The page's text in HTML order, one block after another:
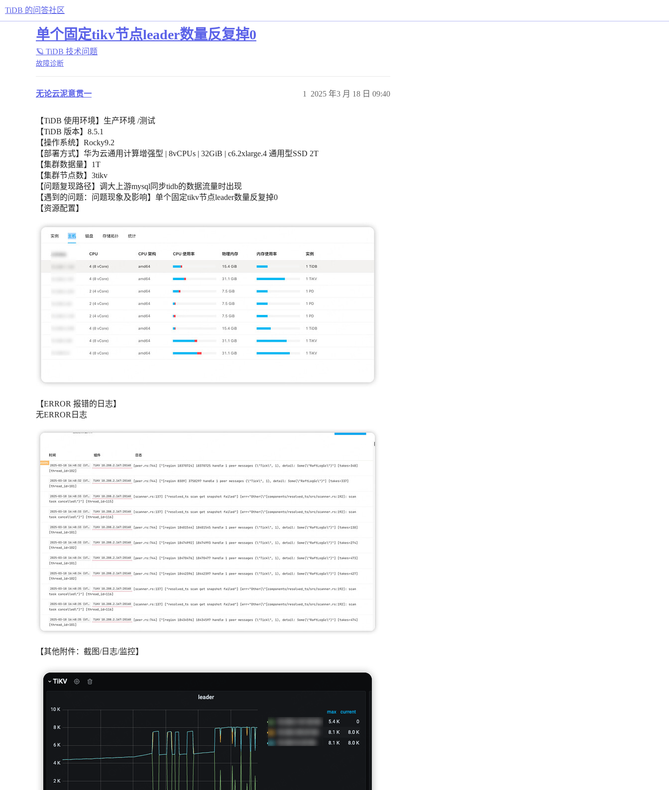
TiDB 的问答社区
单个固定tikv节点leader数量反复掉0
🪐 TiDB 技术问题
故障诊断
无论云泥意贯一 2025 年3 月 18 日 09:40
1
【TiDB 使用环境】生产环境 /测试
【TiDB 版本】8.5.1
【操作系统】Rocky9.2
【部署方式】华为云通用计算增强型 | 8vCPUs | 32GiB | c6.2xlarge.4 通用型SSD 2T
【集群数据量】1T
【集群节点数】3tikv
【问题复现路径】调大上游mysql同步tidb的数据流量时出现
【遇到的问题：问题现象及影响】单个固定tikv节点leader数量反复掉0
【资源配置】
【ERROR 报错的日志】
无ERROR日志
【其他附件：截图/日志/监控】